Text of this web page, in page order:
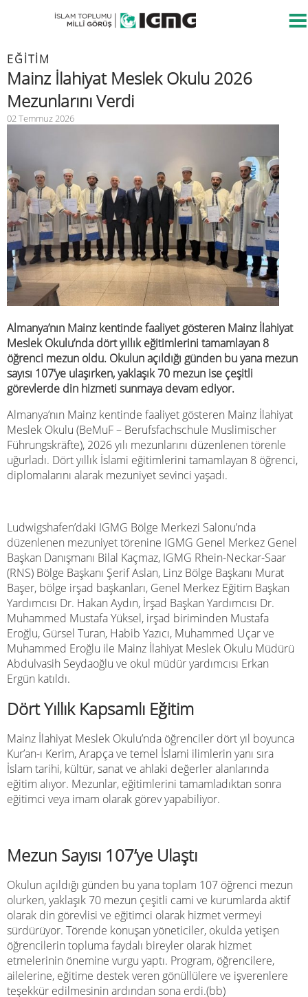
EĞİTİM
Mainz İlahiyat Meslek Okulu 2026
Mezunlarını Verdi
02 Temmuz 2026
Almanya’nın Mainz kentinde faaliyet gösteren Mainz İlahiyat
Meslek Okulu’nda dört yıllık eğitimlerini tamamlayan 8
öğrenci mezun oldu. Okulun açıldığı günden bu yana mezun
sayısı 107’ye ulaşırken, yaklaşık 70 mezun ise çeşitli
görevlerde din hizmeti sunmaya devam ediyor.
Almanya’nın Mainz kentinde faaliyet gösteren Mainz İlahiyat
Meslek Okulu (BeMuF – Berufsfachschule Muslimischer
Führungskräfte), 2026 yılı mezunlarını düzenlenen törenle
uğurladı. Dört yıllık İslami eğitimlerini tamamlayan 8 öğrenci,
diplomalarını alarak mezuniyet sevinci yaşadı.
Ludwigshafen’daki IGMG Bölge Merkezi Salonu’nda
düzenlenen mezuniyet törenine IGMG Genel Merkez Genel
Başkan Danışmanı Bilal Kaçmaz, IGMG Rhein-Neckar-Saar
(RNS) Bölge Başkanı Şerif Aslan, Linz Bölge Başkanı Murat
Başer, bölge irşad başkanları, Genel Merkez Eğitim Başkan
Yardımcısı Dr. Hakan Aydın, İrşad Başkan Yardımcısı Dr.
Muhammed Mustafa Yüksel, irşad biriminden Mustafa
Eroğlu, Gürsel Turan, Habib Yazıcı, Muhammed Uçar ve
Muhammed Eroğlu ile Mainz İlahiyat Meslek Okulu Müdürü
Abdulvasih Seydaoğlu ve okul müdür yardımcısı Erkan
Ergün katıldı.
Dört Yıllık Kapsamlı Eğitim
Mainz İlahiyat Meslek Okulu’nda öğrenciler dört yıl boyunca
Kur’an-ı Kerim, Arapça ve temel İslami ilimlerin yanı sıra
İslam tarihi, kültür, sanat ve ahlaki değerler alanlarında
eğitim alıyor. Mezunlar, eğitimlerini tamamladıktan sonra
eğitimci veya imam olarak görev yapabiliyor.
Mezun Sayısı 107’ye Ulaştı
Okulun açıldığı günden bu yana toplam 107 öğrenci mezun
olurken, yaklaşık 70 mezun çeşitli cami ve kurumlarda aktif
olarak din görevlisi ve eğitimci olarak hizmet vermeyi
sürdürüyor. Törende konuşan yöneticiler, okulda yetişen
öğrencilerin topluma faydalı bireyler olarak hizmet
etmelerinin önemine vurgu yaptı. Program, öğrencilere,
ailelerine, eğitime destek veren gönüllülere ve işverenlere
teşekkür edilmesinin ardından sona erdi.(bb)